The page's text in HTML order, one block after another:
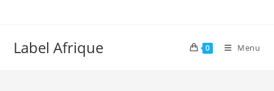
Label Afrique 0 Menu